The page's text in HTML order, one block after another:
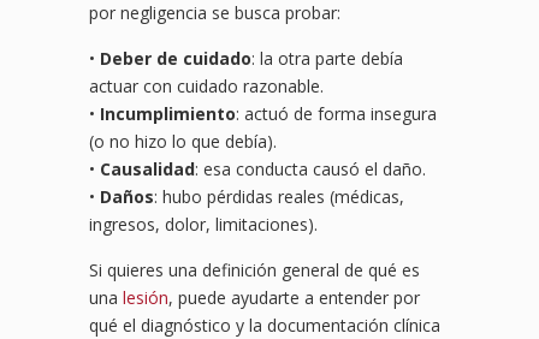
por negligencia se busca probar:
• Deber de cuidado: la otra parte debía
actuar con cuidado razonable.
• Incumplimiento: actuó de forma insegura
(o no hizo lo que debía).
• Causalidad: esa conducta causó el daño.
• Daños: hubo pérdidas reales (médicas,
ingresos, dolor, limitaciones).
Si quieres una definición general de qué es
una lesión, puede ayudarte a entender por
qué el diagnóstico y la documentación clínica